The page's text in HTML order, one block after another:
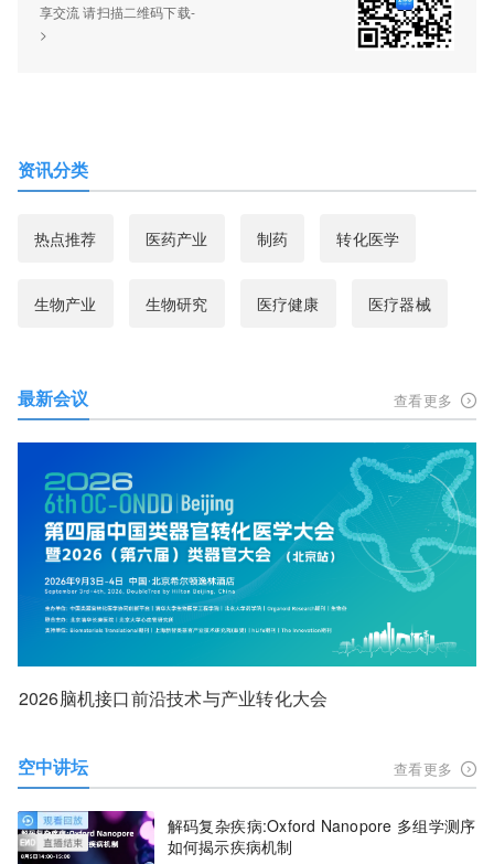
享交流 请扫描二维码下载-
>
资讯分类
热点推荐 医药产业 制药 转化医学
生物产业 生物研究 医疗健康 医疗器械
最新会议 查看更多
2026脑机接口前沿技术与产业转化大会
空中讲坛 查看更多
解码复杂疾病:Oxford Nanopore 多组学测序
如何揭示疾病机制